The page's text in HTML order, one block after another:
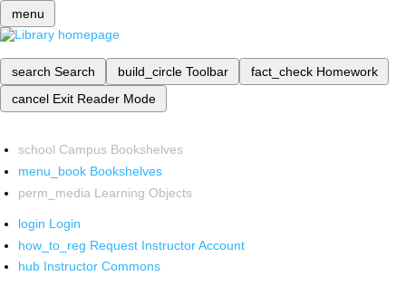
menu
search Search build_circle Toolbar fact_check Homework
cancel Exit Reader Mode
school Campus Bookshelves
menu_book Bookshelves
perm_media Learning Objects
login Login
how_to_reg Request Instructor Account
hub Instructor Commons